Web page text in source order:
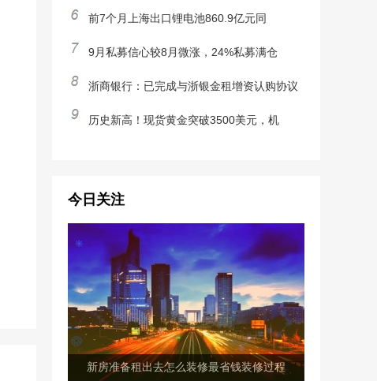
前7个月上海出口锂电池860.9亿元同
9月私募信心较8月微涨，24%私募满仓
浙商银行：已完成与浙银金租增资认购协议
历史新高！现货黄金突破3500美元，机
今日关注
新房准备租出去怎么装修最省钱装修过程